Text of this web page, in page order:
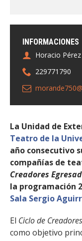
INFORMACIONES
Horacio Pérez
229771790
La Unidad de
Teatro de la
año consecutivo
compañías de
Creadores
la programación
Sala Sergio
El Ciclo de
como objetivo